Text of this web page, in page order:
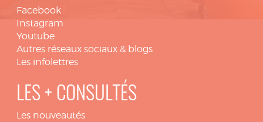
Facebook
Instagram
Youtube
Autres réseaux sociaux & blogs
Les infolettres
LES + CONSULTÉS
Les nouveautés